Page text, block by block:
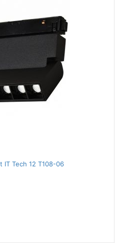
IT Tech 12 T108-06